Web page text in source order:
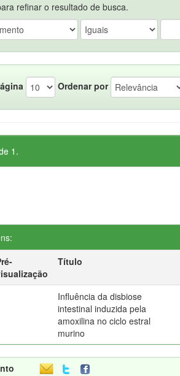
refinar o resultado de busca.
Ordenar por
1.
Título
Influência da disbiose
intestinal induzida pela
amoxilina no ciclo estral
murino